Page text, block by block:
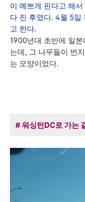
이 예쁘게 핀다고 해
다 진 후였다. 4월 5일
고 한다.
1900년대 초반에 일
는데, 그 나무들이 번
는 모양이었다.
# 워싱턴DC로 가는